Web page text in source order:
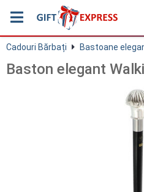
Cadouri Bărbați Bastoane
Baston elegant